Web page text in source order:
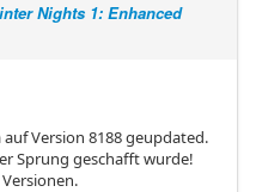
Nights 1: Enhanced
Version 8188 geupdated.
Sprung geschafft wurde!